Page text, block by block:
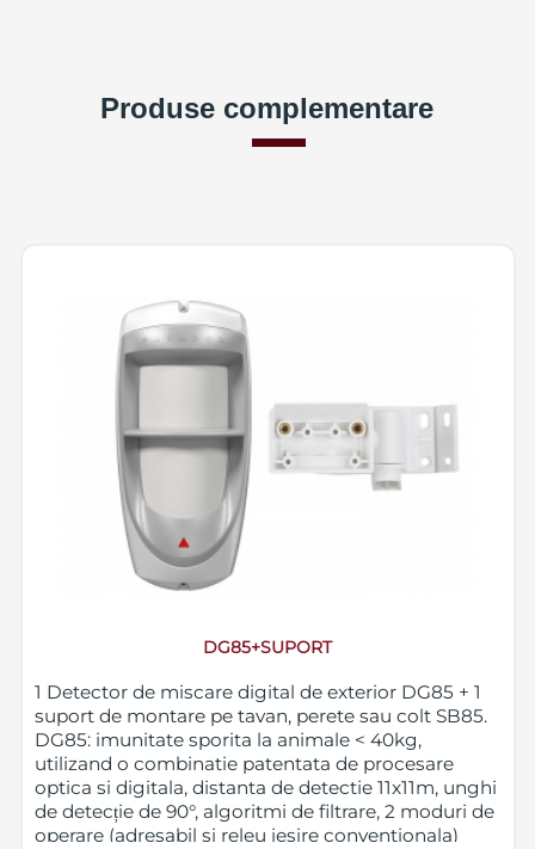
Produse complementare
DG85+SUPORT
1 Detector de miscare digital de exterior DG85 + 1
suport de montare pe tavan, perete sau colt SB85.
DG85: imunitate sporita la animale < 40kg,
utilizand o combinatie patentata de procesare
optica si digitala, distanta de detectie 11x11m, unghi
de detecție de 90°, algoritmi de filtrare, 2 moduri de
operare (adresabil si releu iesire conventionala)